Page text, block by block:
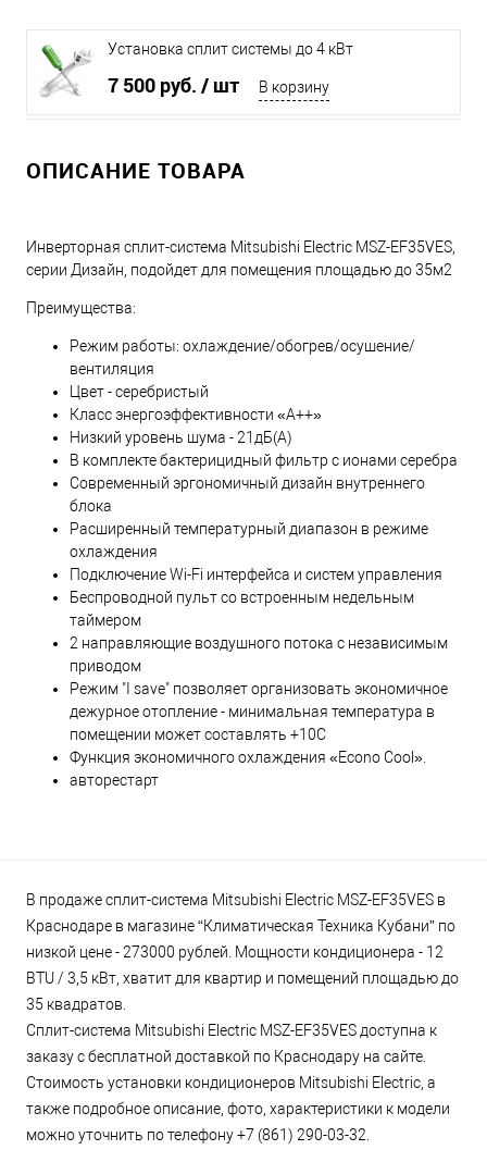
Установка сплит системы до 4 кВт
7 500 руб. / шт В корзину
ОПИСАНИЕ ТОВАРА
Инверторная сплит-система Mitsubishi Electric MSZ-EF35VES,
серии Дизайн, подойдет для помещения площадью до 35м2
Преимущества:
Режим работы: охлаждение/обогрев/осушение/
вентиляция
Цвет - серебристый
Класс энергоэффективности «A++»
Низкий уровень шума - 21дБ(А)
В комплекте бактерицидный фильтр с ионами серебра
Современный эргономичный дизайн внутреннего
блока
Расширенный температурный диапазон в режиме
охлаждения
Подключение Wi-Fi интерфейса и систем управления
Беспроводной пульт со встроенным недельным
таймером
2 направляющие воздушного потока с независимым
приводом
Режим "I save" позволяет организовать экономичное
дежурное отопление - минимальная температура в
помещении может составлять +10С
Функция экономичного охлаждения «Econo Cool».
авторестарт
В продаже сплит-система Mitsubishi Electric MSZ-EF35VES в
Краснодаре в магазине “Климатическая Техника Кубани” по
низкой цене - 273000 рублей. Мощности кондиционера - 12
BTU / 3,5 кВт, хватит для квартир и помещений площадью до
35 квадратов.
Сплит-система Mitsubishi Electric MSZ-EF35VES доступна к
заказу с бесплатной доставкой по Краснодару на сайте.
Стоимость установки кондиционеров Mitsubishi Electric, а
также подробное описание, фото, характеристики к модели
можно уточнить по телефону +7 (861) 290-03-32.